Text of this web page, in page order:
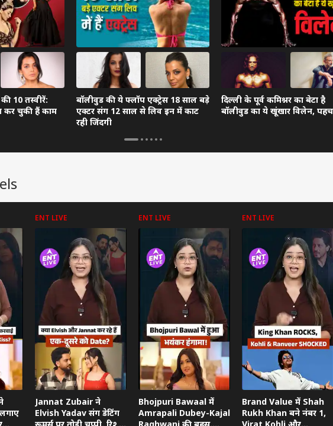
10 तस्वीरें:
कर चुकी हैं काम
बॉलीवुड की ये फ्लॉप एक्ट्रेस 18 साल बड़े
एक्टर संग 12 साल से लिव इन में काट
रही जिंदगी
दिल्ली के पूर्व कमिश्नर का बेटा है
बॉलीवुड का ये खूंखार विलेन,
ENT LIVE
Jannat Zubair ने
Elvish Yadav संग डेटिंग
ENT LIVE
Bhojpuri Bawaal में
Amrapali Dubey-Kajal
ENT LIVE
Brand Value में Shah
Rukh Khan बने नंबर 1,
पर्सनल कार्नर
टॉप आर्टिकल्स टॉप रील्स
इंडिया उत्तर प्रदेश और उत्तराखंड क्रिकेट